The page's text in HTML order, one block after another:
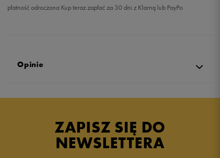
płatność odroczona Kup teraz zapłać za 30 dni z Klarną lub PayPo
Opinie
5.0
zebranych i zweryfikowanych przez
ZAPISZ SIĘ DO
NEWSLETTERA